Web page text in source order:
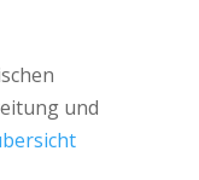
und